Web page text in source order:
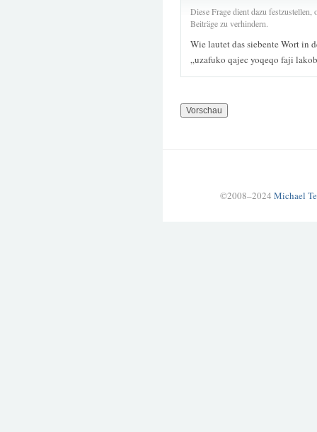
Diese Frage dient dazu
Beiträge zu verhindern.
Wie lautet das siebente Wort in
„uzafuko qajec yoqeqo faji
©2008–2024 Michael